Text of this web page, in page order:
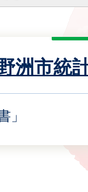
洲市統
」